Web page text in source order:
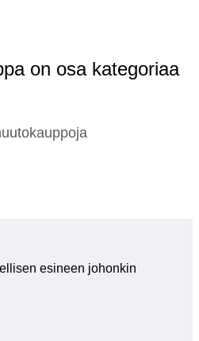
on osa kategoriaa
esineen johonkin